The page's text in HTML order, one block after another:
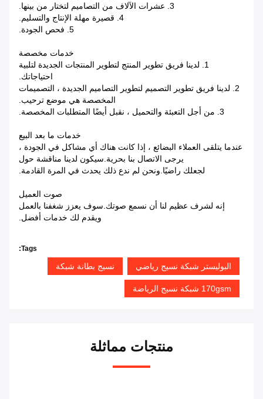
3. عشرات الآلاف من التصاميم لتختار من بينها.
4. قصيرة مهلة الإنتاج والتسليم.
5. فحص الجودة.
خدمات مخصصة
1. لدينا فريق تطوير المنتج لتطوير المنتجات الجديدة لتلبية
احتياجاتك.
2. لدينا فريق تطوير التصميم لتطوير التصاميم الجديدة ، التصميمات
المخصصة هي موضع ترحيب.
3. من أجل التعبئة والتحميل ، نقبل أيضًا المتطلبات المخصصة.
خدمات ما بعد البيع
عندما يتلقى العملاء البضائع ، إذا كانت هناك أي مشاكل في الجودة ،
يرجى الاتصال بنا بحرية.سيكون لدينا مناقشة حول
لجعلك راضيًا.ونحن لم ندع ذلك يحدث في المرة القادمة.
صوت العميل
إنه لشرف عظيم لنا أن نسمع صوتك.سوف يعزز شغفنا بالعمل
ويقدم لك خدمات أفضل.
Tags:
البوليستر شبكة نسيج رياضي نسيج بطانة شبكة
170gsm شبكة نسيج الرياضة
منتجات مماثلة